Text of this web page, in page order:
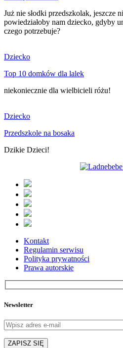
Już nie słodki przedszkolak, jeszcze
powiedziałoby nam dziecko, gdyby
czego potrzebuje?
Dziecko
Top 10 domków dla lalek
niekoniecznie dla wielbicieli różu!
Dziecko
Przedszkole na bosaka
Dzikie Dzieci!
Kontakt
Regulamin serwisu
Polityka prywatności
Prawa autorskie
Newsletter